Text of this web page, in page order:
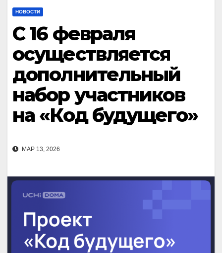
НОВОСТИ
С 16 февраля
осуществляется
дополнительный
набор участников
на «Код будущего»
МАР 13, 2026